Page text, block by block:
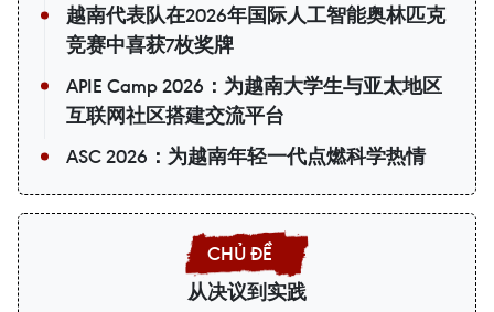
越南代表队在2026年国际人工智能奥林匹克
竞赛中喜获7枚奖牌
APIE Camp 2026：为越南大学生与亚太地区
互联网社区搭建交流平台
ASC 2026：为越南年轻一代点燃科学热情
从决议到实践